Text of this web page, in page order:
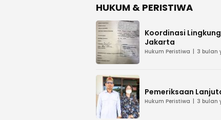
HUKUM & PERISTIWA
Koordinasi
Jakarta
Hukum Peristiwa 3 bulan
Pemeriksaan
Hukum Peristiwa 3 bulan